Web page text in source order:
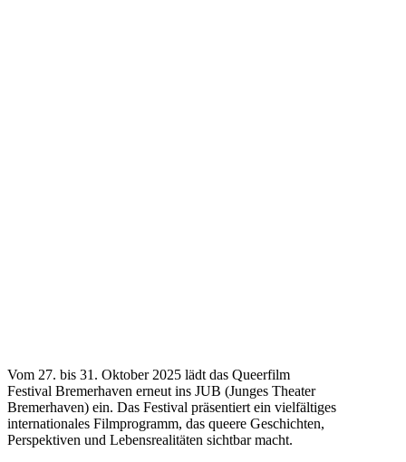
Vom 27. bis 31. Oktober 2025 lädt das Queerfilm
Festival Bremerhaven erneut ins JUB (Junges Theater
Bremerhaven) ein. Das Festival präsentiert ein vielfältiges
internationales Filmprogramm, das queere Geschichten,
Perspektiven und Lebensrealitäten sichtbar macht.